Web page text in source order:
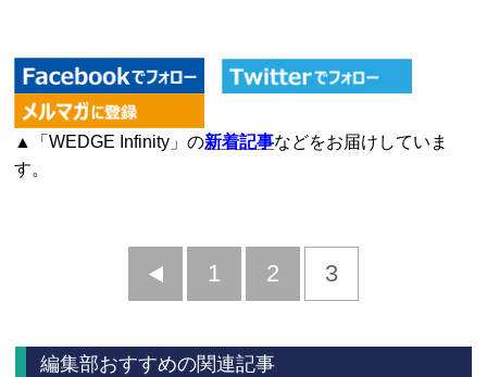
▲「WEDGE Infinity」の新着記事などをお届けしていま
す。
前
1 2 3
編集部おすすめの関連記事